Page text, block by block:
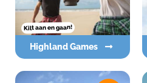
Kilt aan en gaan!
Highland Games